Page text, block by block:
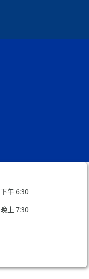
下午 6:30
晚上 7:30